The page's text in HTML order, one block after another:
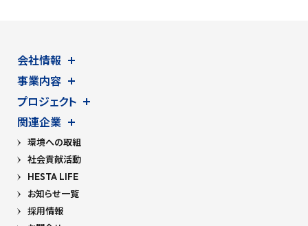
会社情報
事業内容
プロジェクト
関連企業
環境への取組
社会貢献活動
HESTA LIFE
お知らせ一覧
採用情報